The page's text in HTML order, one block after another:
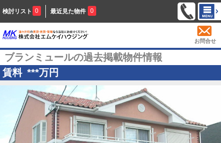
検討リスト 0 最近見た物件 0
お問合せ
ブランミュールの過去掲載物件情報
賃料 ***万円